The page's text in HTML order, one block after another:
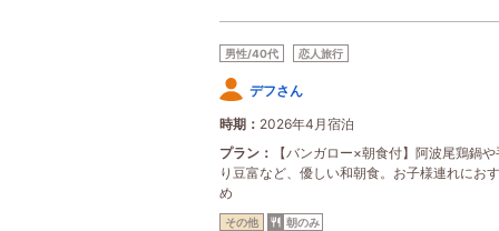
男性/40代 恋人旅行
デフさん
時期
2026年4月宿泊
プラン
【バンガロー×朝食付】阿波尾鶏鍋
り豆富など、優しい和朝食。お子様連れにお
め
その他 朝のみ